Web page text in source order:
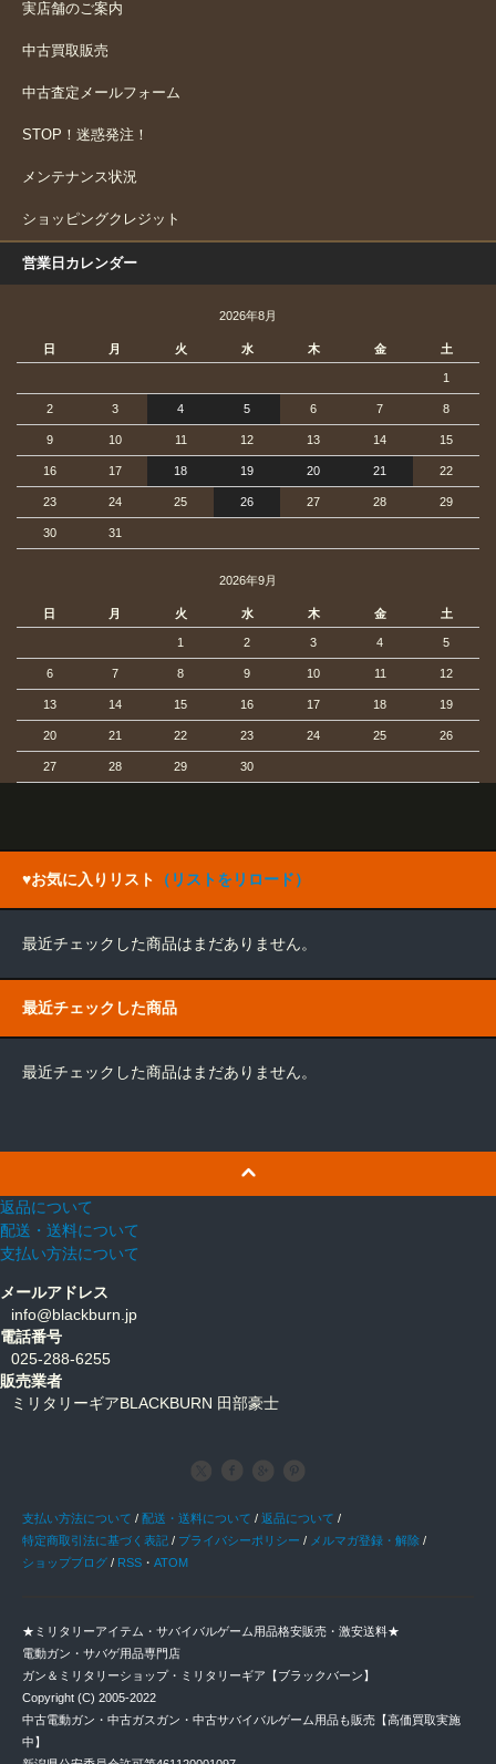
実店舗のご案内
中古買取販売
中古査定メールフォーム
STOP！迷惑発注！
メンテナンス状況
ショッピングクレジット
営業日カレンダー
2026年8月
日 月 火 水 木 金 土
1
2 3 4 5 6 7 8
9 10 11 12 13 14 15
16 17 18 19 20 21 22
23 24 25 26 27 28 29
30 31
2026年9月
日 月 火 水 木 金 土
1 2 3 4 5
6 7 8 9 10 11 12
13 14 15 16 17 18 19
20 21 22 23 24 25 26
27 28 29 30
♥お気に入りリスト （リストをリロード）
最近チェックした商品はまだありません。
最近チェックした商品
最近チェックした商品はまだありません。
返品について
配送・送料について
支払い方法について
メールアドレス
info@blackburn.jp
電話番号
025-288-6255
販売業者
ミリタリーギアBLACKBURN 田部豪士
支払い方法について / 配送・送料について / 返品について /
特定商取引法に基づく表記 / プライバシーポリシー / メルマガ登録・解除 /
ショップブログ / RSS ・ ATOM
★ミリタリーアイテム・サバイバルゲーム用品格安販売・激安送料★
電動ガン・サバゲ用品専門店
ガン＆ミリタリーショップ・ミリタリーギア【ブラックバーン】
Copyright (C) 2005-2022
中古電動ガン・中古ガスガン・中古サバイバルゲーム用品も販売【高価買取実施
中】